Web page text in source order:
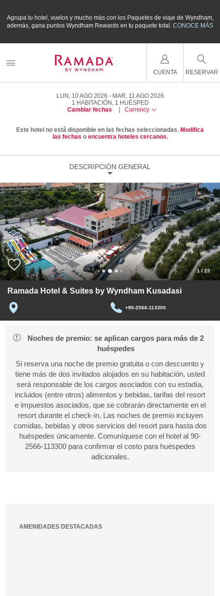
Agrupa tu hotel, vuelos y mucho más con los Paquetes de viaje de Wyndham,
además, gana puntos Wyndham Rewards en tu paquete total.CONOCE MÁS
CUENTA RESERVAR
LUN, 10 AGO 2026
MAR, 11 AGO 2026
1 HABITACIÓN , 1 HUÉSPED
Cambiar fechas
Currency
Este hotel no está disponible en las fechas seleccionadas. Modifica
las fechas o encuentra hoteles cercanos.
DESCRIPCIÓN GENERAL
1/25
Ramada Hotel & Suites by Wyndham Kusadasi
+90-2566-113300
Noches de premio: se aplican cargos para más de 2
huéspedes
Si reserva una noche de premio gratuita o con descuento y
tiene más de dos invitados alojados en su habitación, usted
será responsable de los cargos asociados con su estadía,
incluidos (entre otros) alimentos y bebidas, tarifas del resort
e impuestos asociados, que se cobrarán directamente en el
resort durante el check-in. Las noches de premio incluyen
comidas, bebidas y otros servicios del resort para hasta dos
huéspedes únicamente. Comuníquese con el hotel al 90-
2566-113300 para confirmar el costo para huéspedes
adicionales.
AMENIDADES DESTACADAS